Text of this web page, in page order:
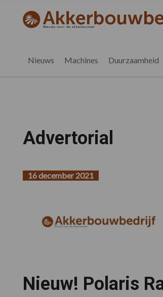
hoofdnavigatie
voettekst
akkerbouwbedrijf.be
Nieuws
Nieuws Machines Duurzaamheid
Advertorial
Nieuw! Polaris
16 december 2021